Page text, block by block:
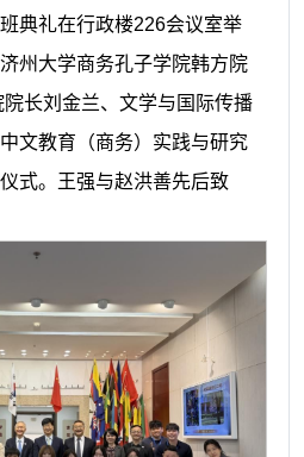
典礼在行政楼226会议室举
州大学商务孔子学院韩方院
长刘金兰、文学与国际传播
文教育（商务）实践与研究
式。王强与赵洪善先后致